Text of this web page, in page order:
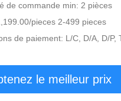
de commande min: 2 pièces
pieces 2-499 pieces
de paiement: L/C, D/A, D/P,
le meilleur prix